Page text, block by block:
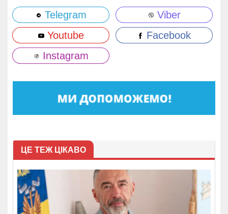
Telegram
Viber
Youtube
Facebook
Instagram
ЦЕ ТЕЖ ЦІКАВО